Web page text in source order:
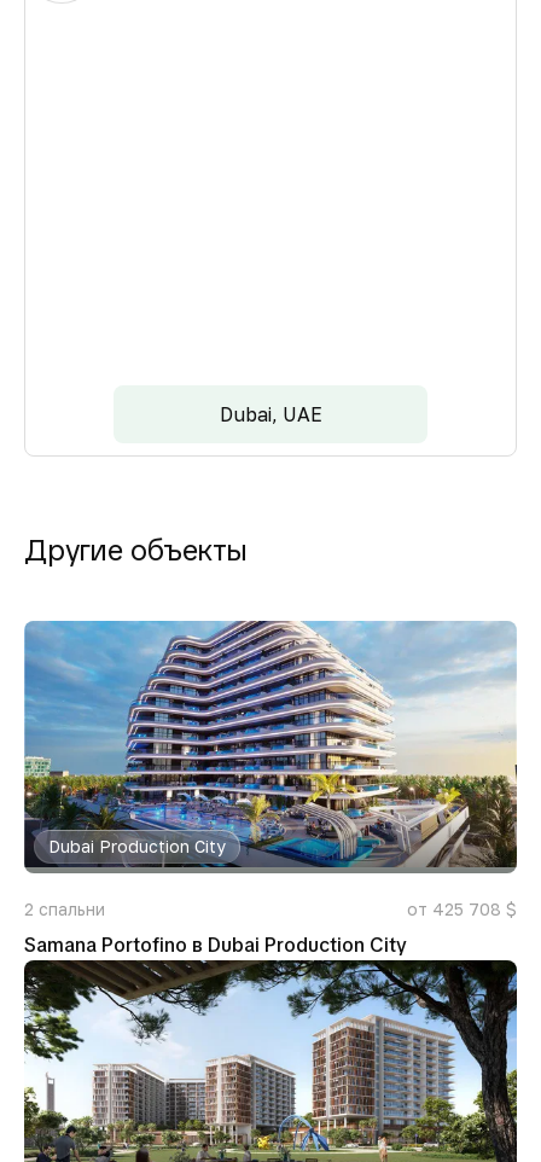
Dubai, UAE
Другие объекты
Dubai Production City
2 спальни от 425 708 $
Samana Portofino в Dubai Production City